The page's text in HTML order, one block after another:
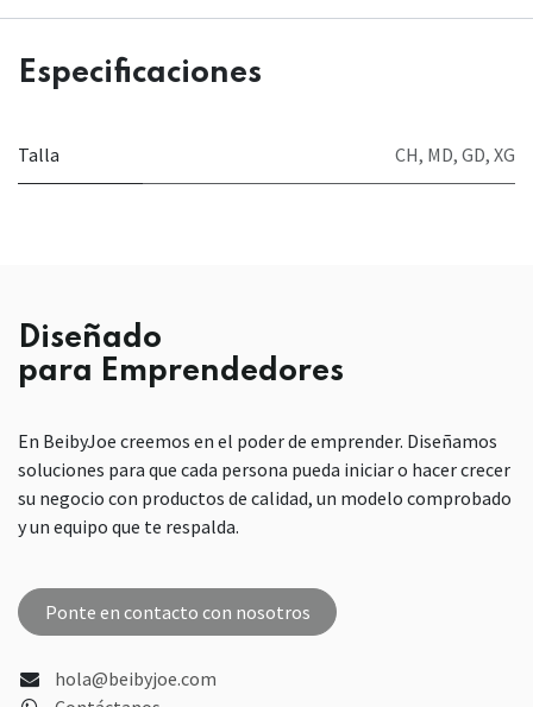
Especificaciones
Talla CH, MD, GD, XG
Diseñado
para Emprendedores
En BeibyJoe creemos en el poder de emprender. Diseñamos
soluciones para que cada persona pueda iniciar o hacer crecer
su negocio con productos de calidad, un modelo comprobado
y un equipo que te respalda.
Ponte en contacto con nosotros
hola@beibyjoe.com